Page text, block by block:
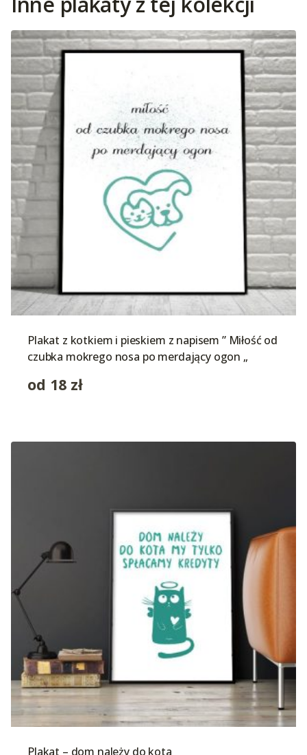
Plakat z kotkiem i pieskiem z napisem ” Miłość od
czubka mokrego nosa po merdający ogon „
od 18 zł
Plakat – dom należy do kota